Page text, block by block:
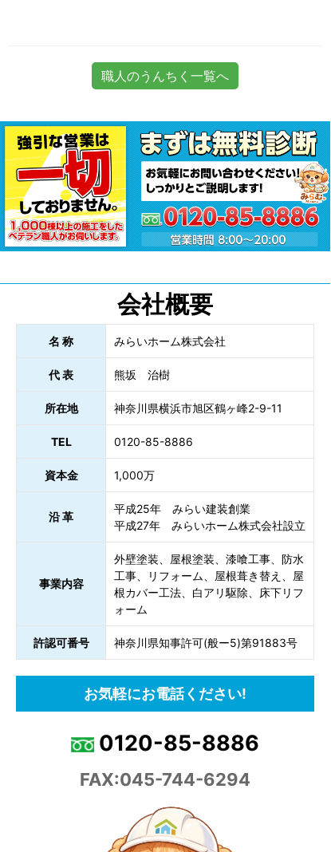
職人のうんちく一覧へ
会社概要
名 称 みらいホーム株式会社
代 表 熊坂 治樹
所在地 神奈川県横浜市旭区鶴ヶ峰2-9-11
TEL 0120-85-8886
資本金 1,000万
沿 革
平成25年 みらい建装創業
平成27年 みらいホーム株式会社設立
事業内容
外壁塗装、屋根塗装、漆喰工事、防水
工事、リフォーム、屋根葺き替え、屋
根カバー工法、白アリ駆除、床下リフ
ォーム
許認可番号 神奈川県知事許可(般ー5)第91883号
お気軽にお電話ください!
0120-85-8886
FAX:045-744-6294